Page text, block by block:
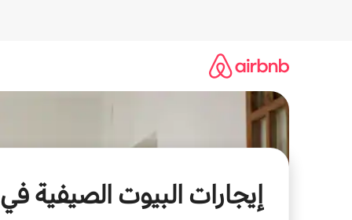
إيجارات البيوت الصيفية في